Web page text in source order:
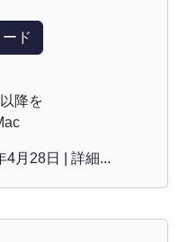
ド
降を
4月28日 | 詳細...